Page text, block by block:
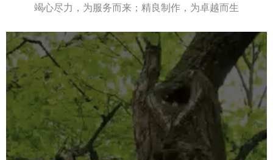
竭心尽力，为服务而来；精良制作，为卓越而生